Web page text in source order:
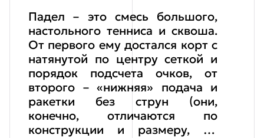
Падел – это смесь большого,
настольного тенниса и сквоша.
От первого ему достался корт с
натянутой по центру сеткой и
порядок подсчета очков, от
второго – «нижняя» подача и
ракетки без струн (они,
конечно, отличаются по
конструкции и размеру, но